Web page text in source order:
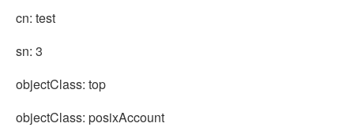
cn: test
sn: 3
objectClass: top
objectClass: posixAccount